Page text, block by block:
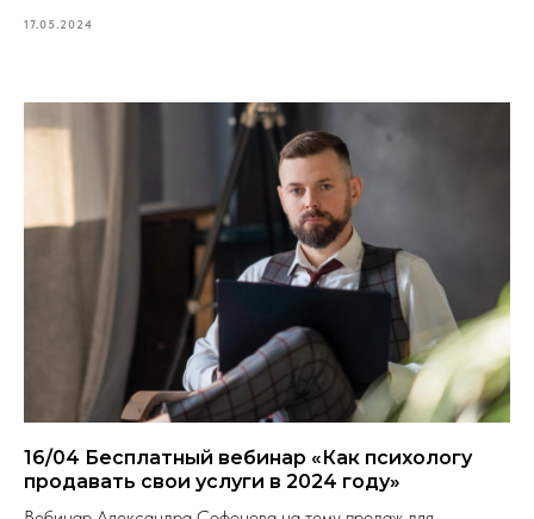
17.05.2024
16/04 Бесплатный вебинар «Как психологу
продавать свои услуги в 2024 году»